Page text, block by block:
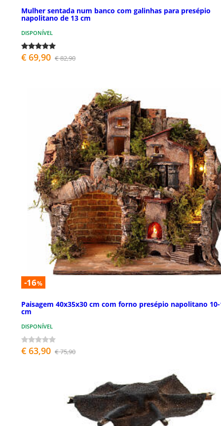
Mulher sentada num banco com galinhas para presépio
napolitano de 13 cm
DISPONÍVEL
€ 69,90 € 82,90
-16%
Paisagem 40x35x30 cm com forno presépio napolitano
cm
DISPONÍVEL
€ 63,90 € 75,90